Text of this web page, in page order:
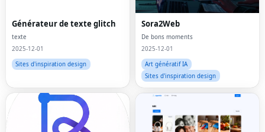
Générateur de texte glitch
texte
2025-12-01
Sites d'inspiration design
Sora2Web
De bons moments
2025-12-01
Art génératif IA
Sites d'inspiration design